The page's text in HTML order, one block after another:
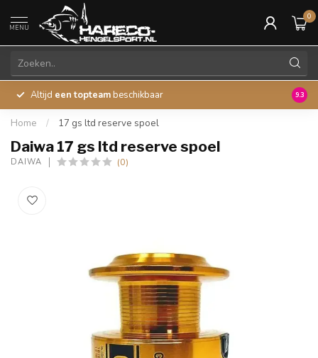
MENU
0
Altijd een topteam beschikbaar 45
9.3
Home / 17 gs ltd reserve spoel
Daiwa 17 gs ltd reserve spoel
DAIWA (0)